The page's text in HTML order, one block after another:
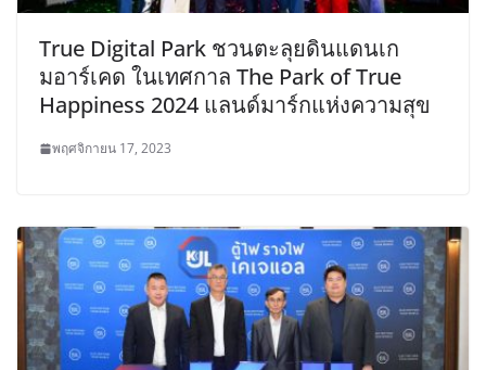
True Digital Park ชวนตะลุยดินแดนเก
มอาร์เคด ในเทศกาล The Park of True
Happiness 2024 แลนด์มาร์กแห่งความสุข
พฤศจิกายน 17, 2023